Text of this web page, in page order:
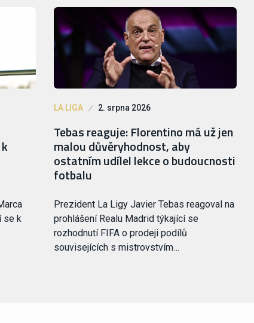
se k
LA LIGA 2. srpna 2026
Tebas reaguje: Florentino má už jen
malou důvěryhodnost, aby
ostatním udílel lekce o budoucnosti
fotbalu
Prezident La Ligy Javier Tebas reagoval na
prohlášení Realu Madrid týkající se
rozhodnutí FIFA o prodeji podílů
souvisejících s mistrovstvím…